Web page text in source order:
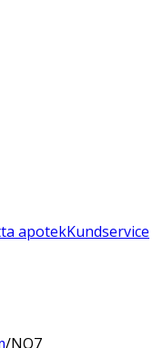
apotekKundservice
/NO7